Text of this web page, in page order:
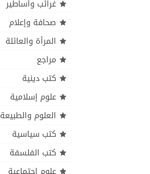
غرائب وأساطير
صحافة وإعلام
المرأة والعائلة
مراجع
كتب دينية
علوم إسلامية
العلوم والطبيعة
كتب سياسية
كتب الفلسفة